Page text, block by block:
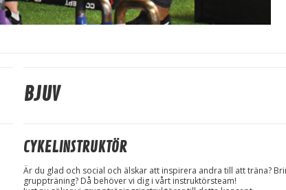
BJUV
CYKELINSTRUKTÖR
Är du glad och social och älskar att inspirera andra till att träna?
gruppträning? Då behöver vi dig i vårt instruktörsteam!